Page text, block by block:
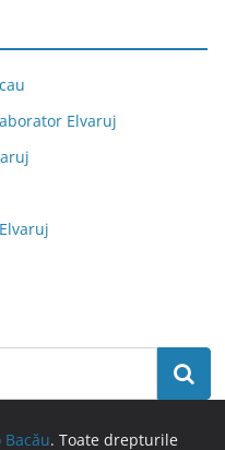
Elvaruj
Bacău. Toate drepturile